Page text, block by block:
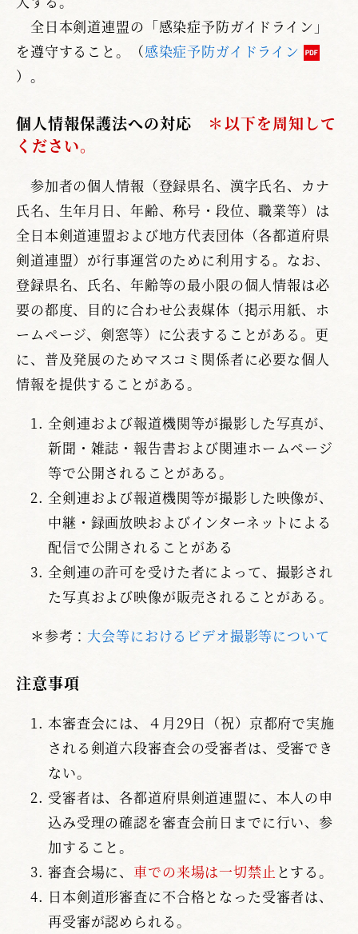
全日本剣道連盟の「感染症予防ガイドライン」
を遵守すること。（感染症予防ガイドライン
）。
個人情報保護法への対応 ＊以下を周知して
ください。
参加者の個人情報（登録県名、漢字氏名、カナ
氏名、生年月日、年齢、称号・段位、職業等）は
全日本剣道連盟および地方代表団体（各都道府県
剣道連盟）が行事運営のために利用する。なお、
登録県名、氏名、年齢等の最小限の個人情報は必
要の都度、目的に合わせ公表媒体（掲示用紙、ホ
ームページ、剣窓等）に公表することがある。更
に、普及発展のためマスコミ関係者に必要な個人
情報を提供することがある。
全剣連および報道機関等が撮影した写真が、
新聞・雑誌・報告書および関連ホームページ
等で公開されることがある。
全剣連および報道機関等が撮影した映像が、
中継・録画放映およびインターネットによる
配信で公開されることがある
全剣連の許可を受けた者によって、撮影され
た写真および映像が販売されることがある。
＊参考： 大会等におけるビデオ撮影等について
注意事項
本審査会には、４月29日（祝）京都府で実施
される剣道六段審査会の受審者は、受審でき
ない。
受審者は、各都道府県剣道連盟に、本人の申
込み受理の確認を審査会前日までに行い、参
加すること。
審査会場に、車での来場は一切禁止 とする。
日本剣道形審査に不合格となった受審者は、
再受審が認められる。